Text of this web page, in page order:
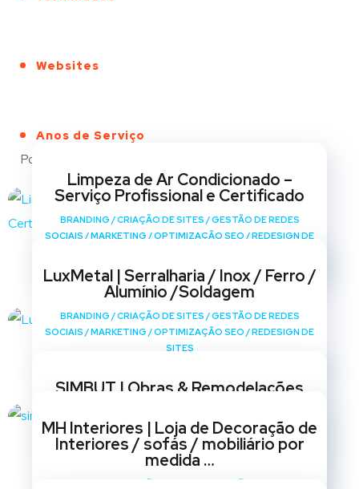
Websites
Anos de Serviço
Portfólio
Limpeza de Ar Condicionado –
Serviço Profissional e Certificado
BRANDING /CRIAÇÃO DE SITES /GESTÃO DE REDES
SOCIAIS /MARKETING /OPTIMIZAÇÃO SEO /REDESIGN DE
LuxMetal | Serralharia / Inox / Ferro /
Alumínio /Soldagem
BRANDING /CRIAÇÃO DE SITES /GESTÃO DE REDES
SOCIAIS /MARKETING /OPTIMIZAÇÃO SEO /REDESIGN DE
SITES
SIMBUT | Obras & Remodelações
SOCIAIS /MARKETING OPTIMIZAÇÃO SEO/ REDESIGN DE
SITES
MH Interiores | Loja de Decoração de
Interiores / sofás / mobiliário por
medida …